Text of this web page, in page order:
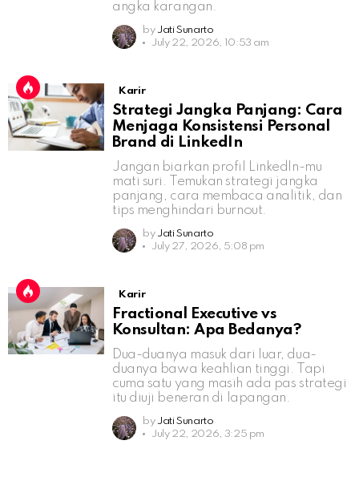
angka karangan.
by Jati Sunarto
July 22, 2026, 10:53 am
Karir
Strategi Jangka Panjang: Cara
Menjaga Konsistensi Personal
Brand di LinkedIn
Jangan biarkan profil LinkedIn-mu
mati suri. Temukan strategi jangka
panjang, cara membaca analitik, dan
tips menghindari burnout.
by Jati Sunarto
July 27, 2026, 5:08 pm
Karir
Fractional Executive vs
Konsultan: Apa Bedanya?
Dua-duanya masuk dari luar, dua-
duanya bawa keahlian tinggi. Tapi
cuma satu yang masih ada pas strategi
itu diuji beneran di lapangan.
by Jati Sunarto
July 22, 2026, 3:25 pm